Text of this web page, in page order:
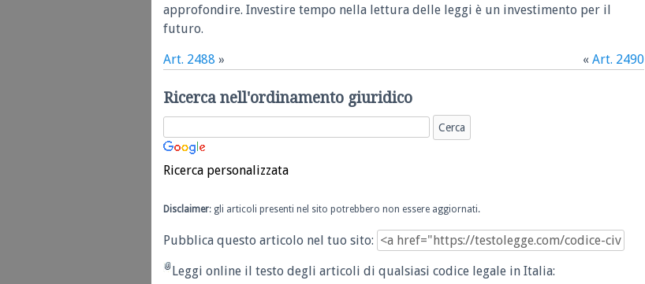
approfondire. Investire tempo nella lettura delle leggi è un investimento per il
futuro.
Art. 2488 » « Art. 2490
Ricerca nell'ordinamento giuridico
Ricerca personalizzata
Disclaimer: gli articoli presenti nel sito potrebbero non essere aggiornati.
Pubblica questo articolo nel tuo sito:
Leggi online il testo degli articoli di qualsiasi codice legale in Italia: